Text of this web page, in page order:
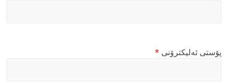
پۆستی ئەلیکترۆنی *